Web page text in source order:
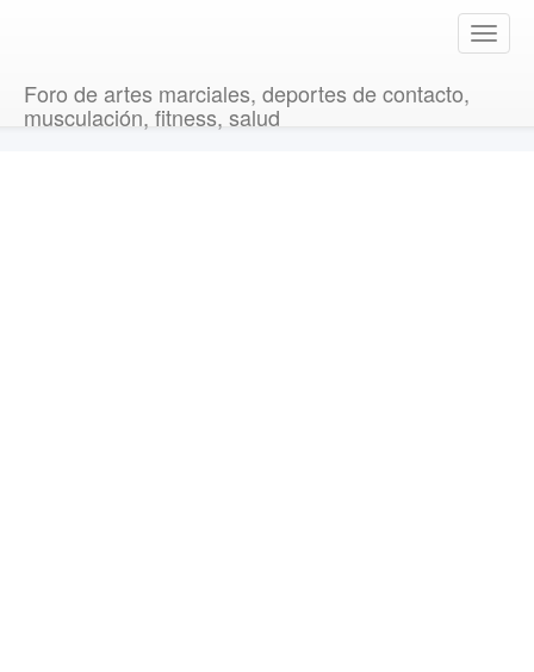
T
o
Foro de artes marciales, deportes de contacto,
musculación, fitness, salud